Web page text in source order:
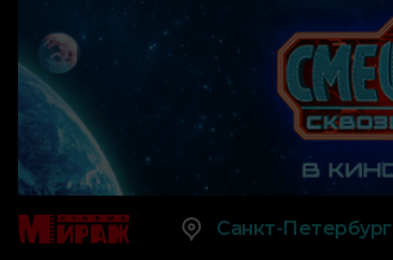
Санкт-Петербург